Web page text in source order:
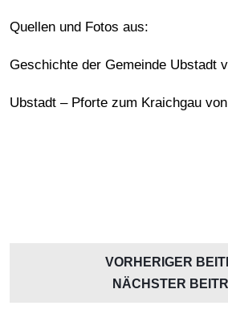
Quellen und Fotos aus:
Geschichte der Gemeinde Ubstadt
Ubstadt – Pforte zum Kraichgau
VORHERIGER
NÄCHSTER